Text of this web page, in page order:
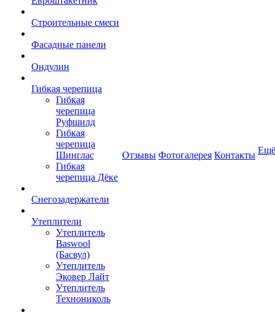
Строительные смеси
Фасадные панели
Ондулин
Гибкая черепица
Гибкая
черепица
Руфшилд
Гибкая
черепица
Шинглас
Гибкая
черепица Дёке
Снегозадержатели
Утеплители
Утеплитель
Baswool
(Басвул)
Утеплитель
Эковер Лайт
Утеплитель
Технониколь
Отзывы Фотогалерея Контакты Ещё